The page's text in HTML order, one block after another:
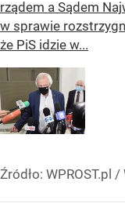
rządem a Sądem
w sprawie
że PiS idzie w...
Źródło: WPROST.pl /